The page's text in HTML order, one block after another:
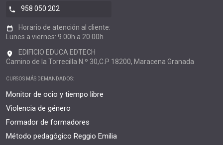
958 050 202
Horario de atención al cliente:
Lunes a viernes: 9.00h a 20.00h
EDIFICIO EDUCA EDTECH
Camino de la Torrecilla N.º 30,C.P 18200, Maracena Granada
CURSOS MÁS DEMANDADOS:
Monitor de ocio y tiempo libre
Violencia de género
Formador de formadores
Método pedagógico Reggio Emilia